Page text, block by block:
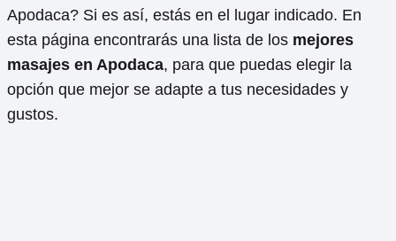
Apodaca? Si es así, estás en el lugar indicado. En
esta página encontrarás una lista de los mejores
masajes en Apodaca, para que puedas elegir la
opción que mejor se adapte a tus necesidades y
gustos.